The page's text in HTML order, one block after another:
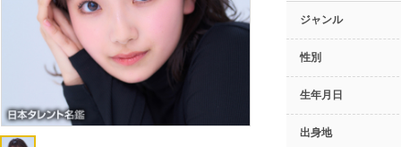
ジャンル
性別
生年月日
出身地